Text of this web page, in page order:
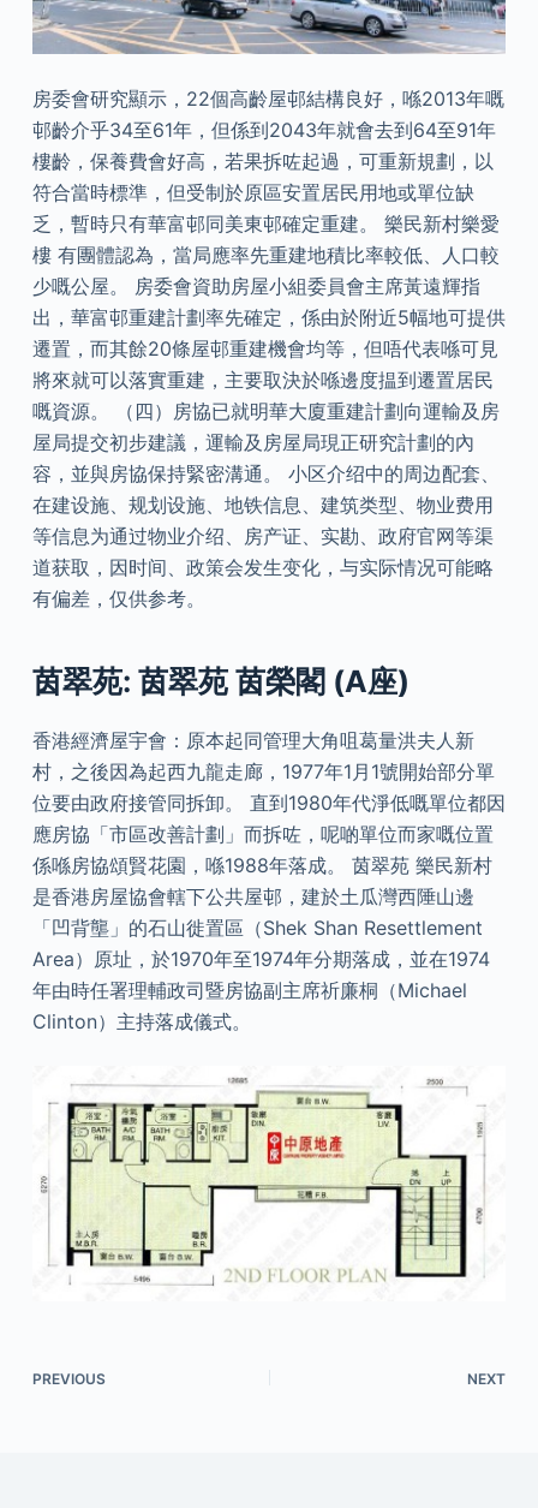
房委會研究顯示，22個高齡屋邨結構良好，喺2013年嘅
邨齡介乎34至61年，但係到2043年就會去到64至91年
樓齡，保養費會好高，若果拆咗起過，可重新規劃，以
符合當時標準，但受制於原區安置居民用地或單位缺
乏，暫時只有華富邨同美東邨確定重建。 樂民新村樂愛
樓 有團體認為，當局應率先重建地積比率較低、人口較
少嘅公屋。 房委會資助房屋小組委員會主席黃遠輝指
出，華富邨重建計劃率先確定，係由於附近5幅地可提供
遷置，而其餘20條屋邨重建機會均等，但唔代表喺可見
將來就可以落實重建，主要取決於喺邊度揾到遷置居民
嘅資源。 （四）房協已就明華大廈重建計劃向運輸及房
屋局提交初步建議，運輸及房屋局現正研究計劃的內
容，並與房協保持緊密溝通。 小区介绍中的周边配套、
在建设施、规划设施、地铁信息、建筑类型、物业费用
等信息为通过物业介绍、房产证、实勘、政府官网等渠
道获取，因时间、政策会发生变化，与实际情况可能略
有偏差，仅供参考。
茵翠苑: 茵翠苑 茵榮閣 (A座)
香港經濟屋宇會：原本起同管理大角咀葛量洪夫人新
村，之後因為起西九龍走廊，1977年1月1號開始部分單
位要由政府接管同拆卸。 直到1980年代淨低嘅單位都因
應房協「市區改善計劃」而拆咗，呢啲單位而家嘅位置
係喺房協頌賢花園，喺1988年落成。 茵翠苑 樂民新村
是香港房屋協會轄下公共屋邨，建於土瓜灣西陲山邊
「凹背壟」的石山徙置區（Shek Shan Resettlement
Area）原址，於1970年至1974年分期落成，並在1974
年由時任署理輔政司暨房協副主席祈廉桐（Michael
Clinton）主持落成儀式。
PREVIOUS NEXT